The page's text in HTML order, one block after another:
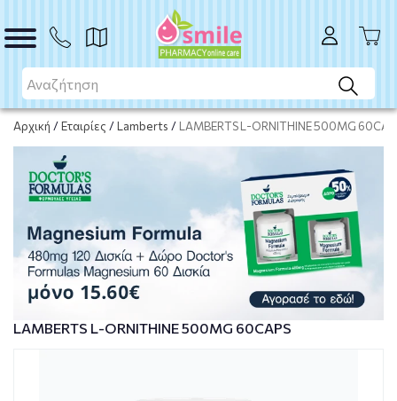
Αρχική /Εταιρίες /Lamberts / LAMBERTS L-ORNITHINE 500MG
Το προϊόν εξαντλήθηκε
Μη διαθέσιμο
LAMBERTS L-ORNITHINE 500MG 60CAPS